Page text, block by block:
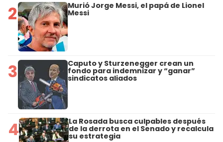
2 Murió Jorge Messi, el papá de Lionel
Messi
3 Caputo y Sturzenegger crean un
fondo para indemnizar y “ganar”
sindicatos aliados
4 La Rosada busca culpables después
de la derrota en el Senado y recalcula
su estrategia